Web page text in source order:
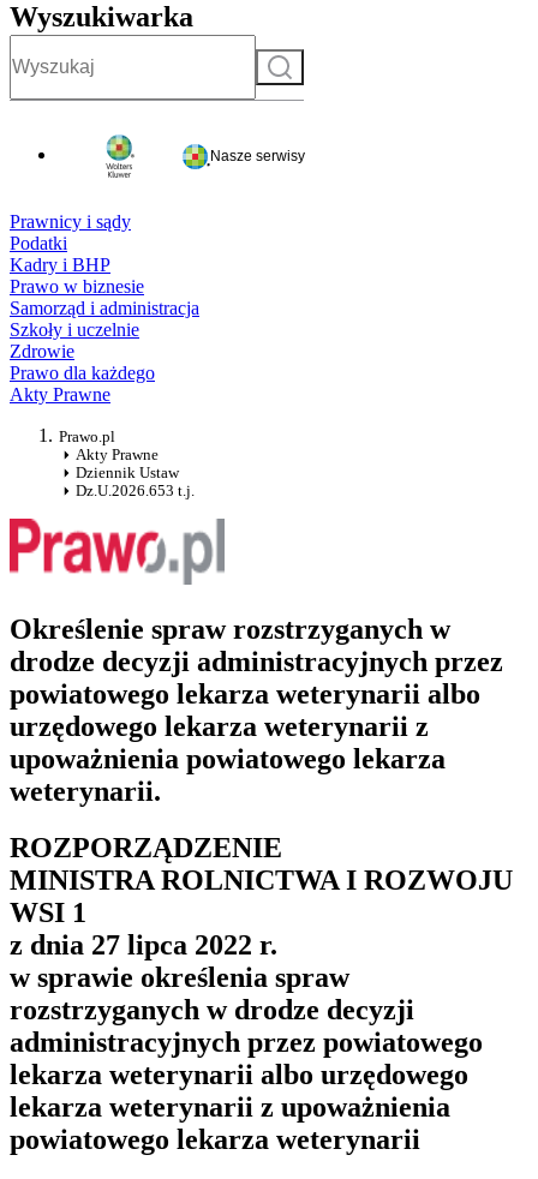
Wyszukiwarka
Szukaj
Nasze serwisy
Prawnicy i sądy
Podatki
Kadry i BHP
Prawo w biznesie
Samorząd i administracja
Szkoły i uczelnie
Zdrowie
Prawo dla każdego
Akty Prawne
Prawo.pl
Akty Prawne
Dziennik Ustaw
Dz.U.2026.653 t.j.
Określenie spraw rozstrzyganych w
drodze decyzji administracyjnych przez
powiatowego lekarza weterynarii albo
urzędowego lekarza weterynarii z
upoważnienia powiatowego lekarza
weterynarii.
ROZPORZĄDZENIE
MINISTRA ROLNICTWA I ROZWOJU
WSI 1
z dnia 27 lipca 2022 r.
w sprawie określenia spraw
rozstrzyganych w drodze decyzji
administracyjnych przez powiatowego
lekarza weterynarii albo urzędowego
lekarza weterynarii z upoważnienia
powiatowego lekarza weterynarii